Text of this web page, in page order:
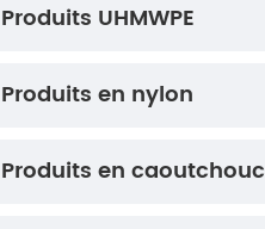
Produits UHMWPE
Produits en nylon
Produits en caoutchouc